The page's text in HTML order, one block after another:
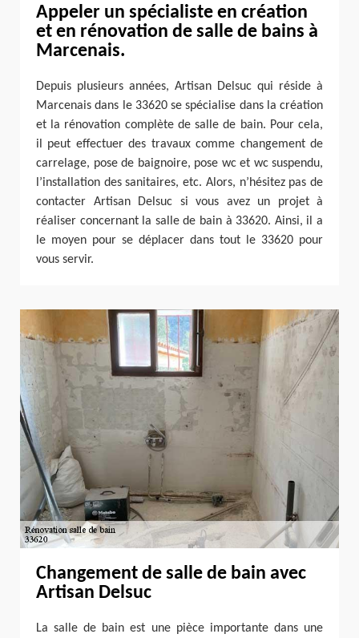
Appeler un spécialiste en création
et en rénovation de salle de bains à
Marcenais.
Depuis plusieurs années, Artisan Delsuc qui réside à
Marcenais dans le 33620 se spécialise dans la création
et la rénovation complète de salle de bain. Pour cela,
il peut effectuer des travaux comme changement de
carrelage, pose de baignoire, pose wc et wc suspendu,
l’installation des sanitaires, etc. Alors, n’hésitez pas de
contacter Artisan Delsuc si vous avez un projet à
réaliser concernant la salle de bain à 33620. Ainsi, il a
le moyen pour se déplacer dans tout le 33620 pour
vous servir.
Changement de salle de bain avec
Artisan Delsuc
La salle de bain est une pièce importante dans une